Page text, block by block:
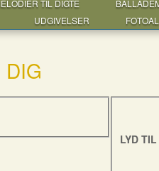
TIL DIGTE
UDGIVELSER